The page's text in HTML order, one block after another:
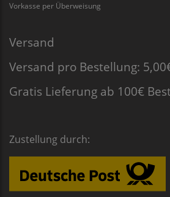
Vorkasse per Überweisung
Versand
Versand pro Bestellung:
Gratis Lieferung ab 100€
Zustellung durch: